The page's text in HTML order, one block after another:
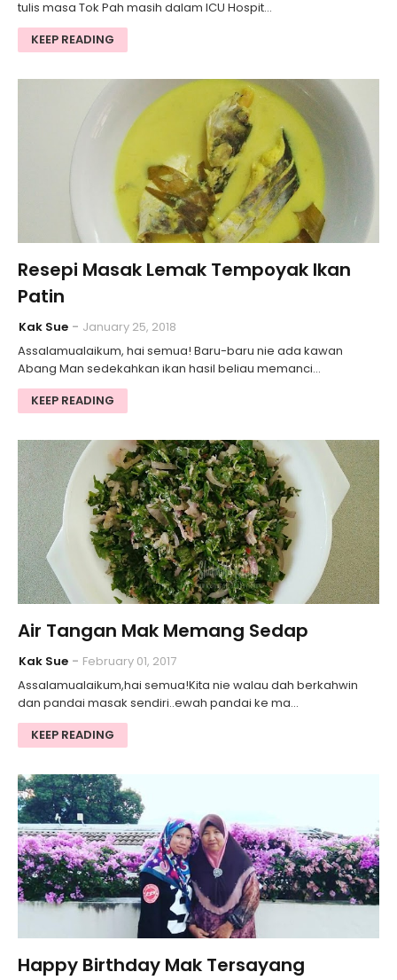
tulis masa Tok Pah masih dalam ICU Hospit…
KEEP READING
Resepi Masak Lemak Tempoyak Ikan
Patin
Kak Sue
January 25, 2018
Assalamualaikum, hai semua! Baru-baru nie ada kawan
Abang Man sedekahkan ikan hasil beliau memanci…
KEEP READING
Air Tangan Mak Memang Sedap
Kak Sue
February 01, 2017
Assalamualaikum,hai semua!Kita nie walau dah berkahwin
dan pandai masak sendiri..ewah pandai ke ma…
KEEP READING
Happy Birthday Mak Tersayang